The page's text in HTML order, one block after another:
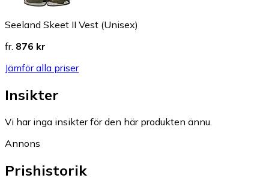
Seeland Skeet II Vest (Unisex)
fr. 876 kr
Jämför alla priser
Insikter
Vi har inga insikter för den här produkten ännu.
Annons
Prishistorik